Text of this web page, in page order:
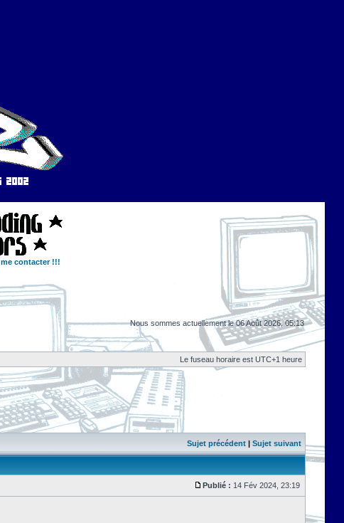
me contacter !!!
Nous sommes actuellement le 06 Août 2026, 05:13
Le fuseau horaire est UTC+1 heure
Sujet précédent | Sujet suivant
Publié : 14 Fév 2024, 23:19